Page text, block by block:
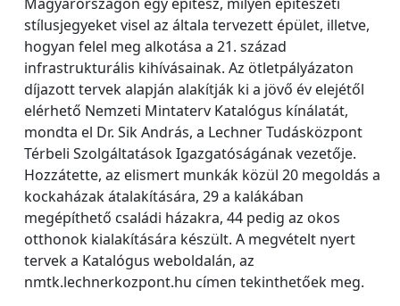
stílusjegyeket visel az általa tervezett épület, illetve,
hogyan felel meg alkotása a 21. század
infrastrukturális kihívásainak. Az ötletpályázaton
díjazott tervek alapján alakítják ki a jövő év elejétől
elérhető Nemzeti Mintaterv Katalógus kínálatát,
mondta el Dr. Sik András, a Lechner Tudásközpont
Térbeli Szolgáltatások Igazgatóságának vezetője.
Hozzátette, az elismert munkák közül 20 megoldás a
kockaházak átalakítására, 29 a kalákában
megépíthető családi házakra, 44 pedig az okos
otthonok kialakítására készült. A megvételt nyert
tervek a Katalógus weboldalán, az
nmtk.lechnerkozpont.hu címen tekinthetőek meg.